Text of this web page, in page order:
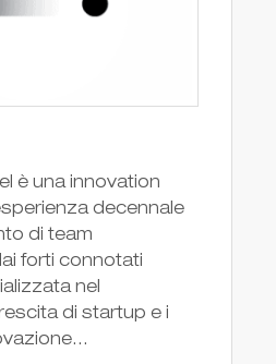
è una innovation
decennale
di team
forti connotati
nel
di startup e i